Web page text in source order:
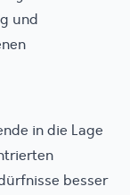
und
in die Lage
besser